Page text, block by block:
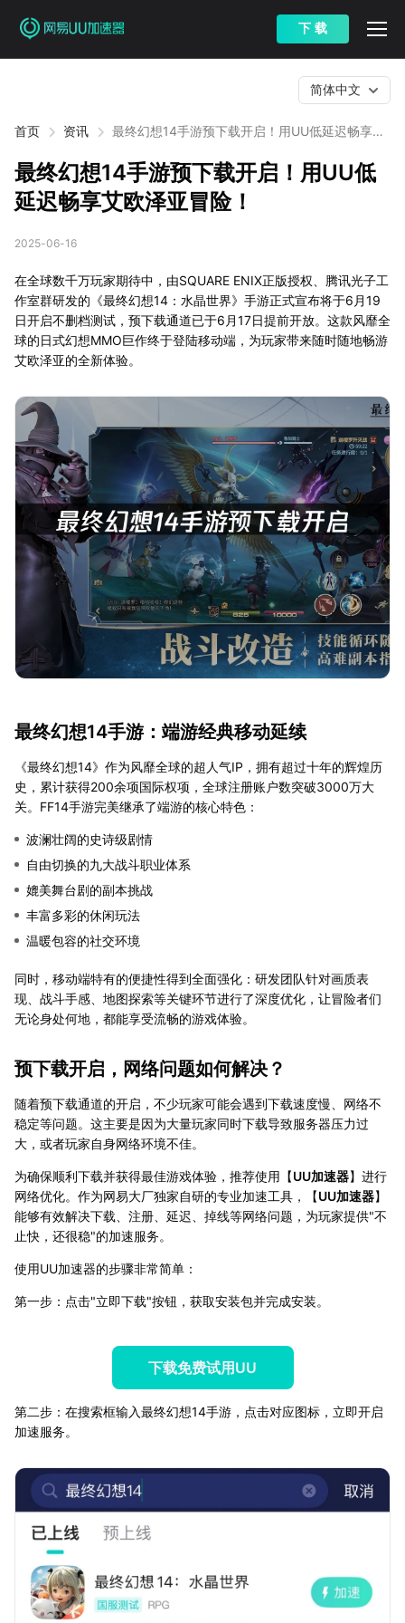
下 载
首页 资讯
最终幻想14手游预下载开启！用UU低延迟畅享艾
简体中文
最终幻想14手游预下载开启！用UU低
延迟畅享艾欧泽亚冒险！
2025-06-16
在全球数千万玩家期待中，由SQUARE ENIX正版授权、腾讯光子工
作室群研发的《最终幻想14：水晶世界》手游正式宣布将于6月19
日开启不删档测试，预下载通道已于6月17日提前开放。这款风靡全
球的日式幻想MMO巨作终于登陆移动端，为玩家带来随时随地畅游
艾欧泽亚的全新体验。
最终幻想14手游：端游经典移动延续
《最终幻想14》作为风靡全球的超人气IP，拥有超过十年的辉煌历
史，累计获得200余项国际权项，全球注册账户数突破3000万大
关。FF14手游完美继承了端游的核心特色：
波澜壮阔的史诗级剧情
自由切换的九大战斗职业体系
媲美舞台剧的副本挑战
丰富多彩的休闲玩法
温暖包容的社交环境
同时，移动端特有的便捷性得到全面强化：研发团队针对画质表
现、战斗手感、地图探索等关键环节进行了深度优化，让冒险者们
无论身处何地，都能享受流畅的游戏体验。
预下载开启，网络问题如何解决？
随着预下载通道的开启，不少玩家可能会遇到下载速度慢、网络不
稳定等问题。这主要是因为大量玩家同时下载导致服务器压力过
大，或者玩家自身网络环境不佳。
为确保顺利下载并获得最佳游戏体验，推荐使用【UU加速器】进行
网络优化。作为网易大厂独家自研的专业加速工具，【UU加速器】
能够有效解决下载、注册、延迟、掉线等网络问题，为玩家提供"不
止快，还很稳"的加速服务。
使用UU加速器的步骤非常简单：
第一步：点击"立即下载"按钮，获取安装包并完成安装。
下载免费试用UU
第二步：在搜索框输入最终幻想14手游，点击对应图标，立即开启
加速服务。